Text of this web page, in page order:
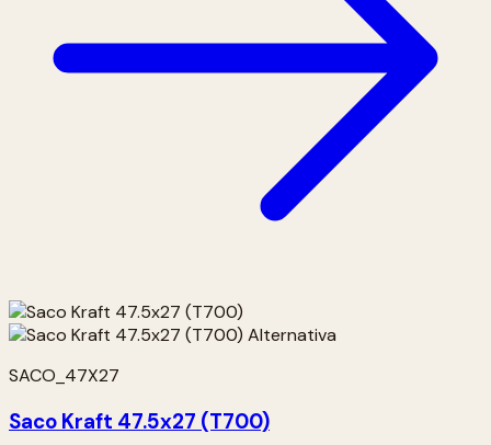
SACO_47X27
Saco Kraft 47.5x27 (T700)